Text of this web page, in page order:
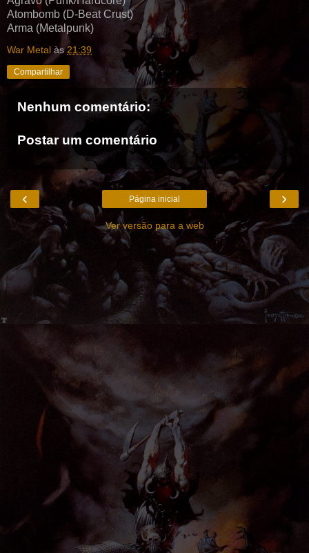
Atombomb (D-Beat Crust)
Arma (Metalpunk)
War Metal às21:39
Compartilhar
Nenhum comentário:
Postar um comentário
‹ ›
Página inicial
Ver versão para a web